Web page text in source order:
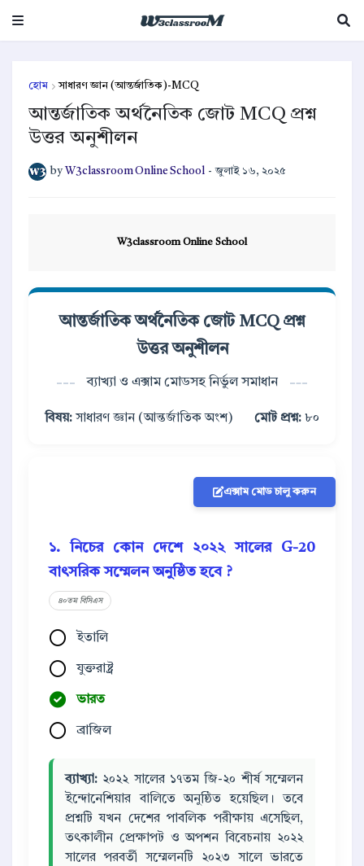
হোম সাধারণ জ্ঞান (আন্তর্জাতিক)-MCQ
আন্তর্জাতিক অর্থনৈতিক জোট MCQ প্রশ্ন
উত্তর অনুশীলন
by W3classroom Online School - জুলাই ১৬, ২০২৫
W3classroom Online School
আন্তর্জাতিক অর্থনৈতিক জোট MCQ প্রশ্ন
উত্তর অনুশীলন
ব্যাখ্যা ও এক্সাম মোডসহ নির্ভুল সমাধান
বিষয়: সাধারণ জ্ঞান (আন্তর্জাতিক অংশ) মোট প্রশ্ন: ৮০
এক্সাম মোড চালু করুন
১. নিচের কোন দেশে ২০২২ সালের G-20
বাৎসরিক সম্মেলন অনুষ্ঠিত হবে ?
৪০তম বিসিএস
ইতালি
যুক্তরাষ্ট্র
ভারত
ব্রাজিল
ব্যাখ্যা: ২০২২ সালের ১৭তম জি-২০ শীর্ষ সম্মেলন
ইন্দোনেশিয়ার বালিতে অনুষ্ঠিত হয়েছিল। তবে
প্রশ্নটি যখন দেশের পাবলিক পরীক্ষায় এসেছিল,
তৎকালীন প্রেক্ষাপট ও অপশন বিবেচনায় ২০২২
সালের পরবর্তী সম্মেলনটি ২০২৩ সালে ভারতে